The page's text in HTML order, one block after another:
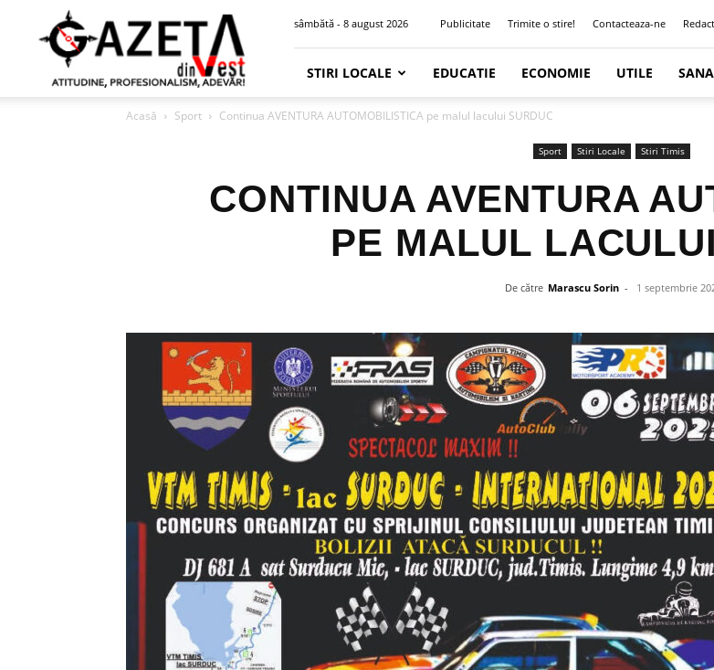
Gazeta
din
Vest
sâmbătă - 8 august 2026 Publicitate Trimite o stire! Contacteaza-ne
STIRI LOCALE EDUCATIE ECONOMIE UTILE
Acasă Sport Continua AVENTURA AUTOMOBILISTICA pe malul lacului SURDUC
Sport Stiri Locale Stiri Timis
CONTINUA AVENTURA
PE MALUL
De către Marascu Sorin - 1 septembrie